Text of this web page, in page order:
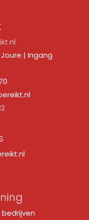
| Ingang
bedrijven